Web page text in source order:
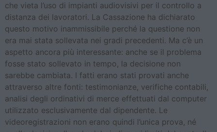
che vieta l’uso di impianti audiovisivi per il controllo a
distanza dei lavoratori. La Cassazione ha dichiarato
questo motivo inammissibile perché la questione non
era mai stata sollevata nei gradi precedenti. Ma c’è un
aspetto ancora più interessante: anche se il problema
fosse stato sollevato in tempo, la decisione non
sarebbe cambiata. I fatti erano stati provati anche
attraverso altre fonti: testimonianze, verifiche contabili,
analisi degli ordinativi di merce effettuati dal computer
utilizzato esclusivamente dal dipendente. Le
videoregistrazioni non erano quindi l’unica prova, né